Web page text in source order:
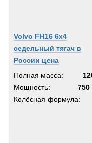
Volvo FH16 6x4
седельный тягач в
России цена
Полная масса:
Мощность:
750
Колёсная формула: